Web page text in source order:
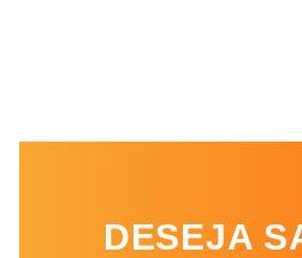
DESEJA